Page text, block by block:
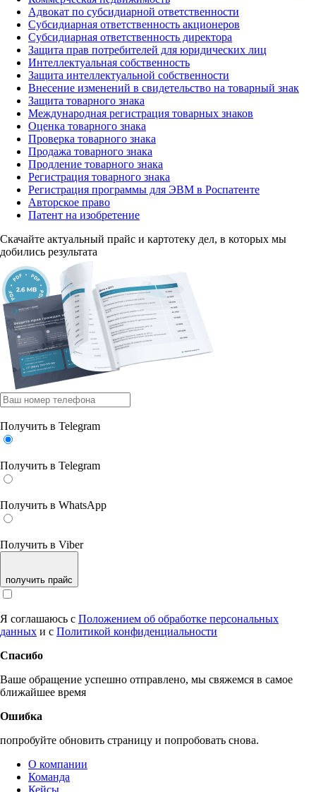
Адвокат по субсидиарной ответственности
Субсидиарная ответственность акционеров
Субсидиарная ответственность директора
Защита прав потребителей для юридических лиц
Интеллектуальная собственность
Защита интеллектуальной собственности
Внесение изменений в свидетельство на товарный знак
Защита товарного знака
Международная регистрация товарных знаков
Оценка товарного знака
Проверка товарного знака
Продажа товарного знака
Продление товарного знака
Регистрация товарного знака
Регистрация программы для ЭВМ в Роспатенте
Авторское право
Патент на изобретение
Скачайте актуальный прайс и картотеку дел, в которых мы
добились результата
Получить в Telegram
Получить в Telegram
Получить в WhatsApp
Получить в Viber
получить прайс
Я соглашаюсь с Положением об обработке персональных
данных и с Политикой конфиденциальности
Спасибо
Ваше обращение успешно отправлено, мы свяжемся в самое
ближайшее время
Ошибка
попробуйте обновить страницу и попробовать снова.
О компании
Команда
Кейсы